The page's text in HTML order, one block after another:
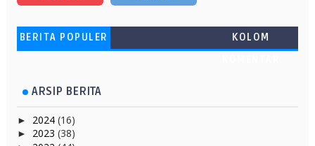
BERITA POPULER
KOLOM
ARSIP BERITA
► 2024 (16)
► 2023 (38)